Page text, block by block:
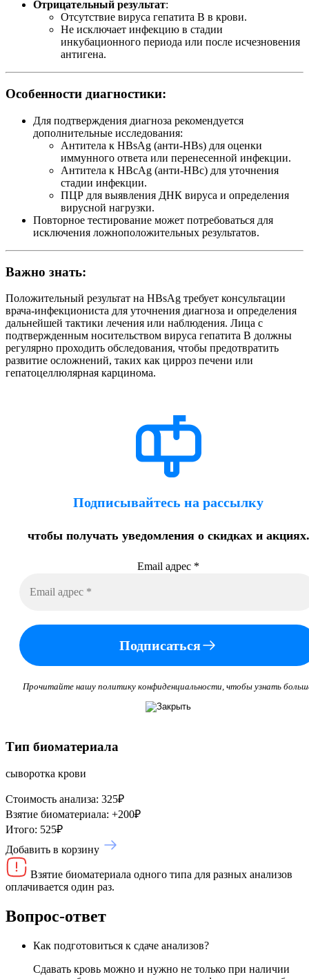
Отрицательный результат:
Отсутствие вируса гепатита B в крови.
Не исключает инфекцию в стадии
инкубационного периода или после исчезновения
антигена.
Особенности диагностики:
Для подтверждения диагноза рекомендуется
дополнительные исследования:
Антитела к HBsAg (анти-HBs) для оценки
иммунного ответа или перенесенной инфекции.
Антитела к HBcAg (анти-HBc) для уточнения
стадии инфекции.
ПЦР для выявления ДНК вируса и определения
вирусной нагрузки.
Повторное тестирование может потребоваться для
исключения ложноположительных результатов.
Важно знать:
Положительный результат на HBsAg требует консультации
врача-инфекциониста для уточнения диагноза и определения
дальнейшей тактики лечения или наблюдения. Лица с
подтвержденным носительством вируса гепатита B должны
регулярно проходить обследования, чтобы предотвратить
развитие осложнений, таких как цирроз печени или
гепатоцеллюлярная карцинома.
Подписывайтесь на рассылку
чтобы получать уведомления о скидках и акциях.
Email адрес *
Подписаться
Прочитайте нашу политику конфиденциальности, чтобы узнать
Тип биоматериала
сыворотка крови
Стоимость анализа: 325₽
Взятие биоматериала: +200₽
Итого: 525₽
Добавить в корзину
Взятие биоматериала одного типа для разных анализов
оплачивается один раз.
Вопрос-ответ
Как подготовиться к сдаче анализов?
Сдавать кровь можно и нужно не только при наличии